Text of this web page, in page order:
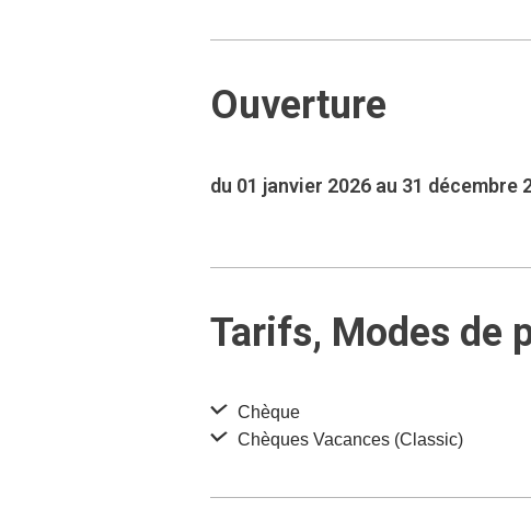
Ouverture
du 01 janvier 2026 au 31 décembre
Tarifs, Modes de
Chèque
Chèques Vacances (Classic)